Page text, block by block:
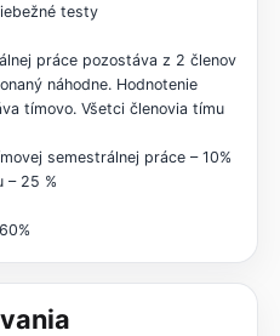
testy
práce pozostáva z 2 členov
náhodne. Hodnotenie
tímovo. Všetci členovia tímu
semestrálnej práce – 10%
– 25 %